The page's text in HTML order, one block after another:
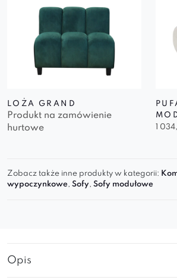
LOŻA GRAND
Produkt na zamówienie
hurtowe
1
Zobacz także inne produkty w kategorii:
wypoczynkowe, Sofy, Sofy modułowe
Opis